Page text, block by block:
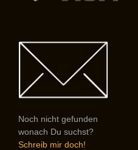
Noch nicht gefunden
wonach Du suchst?
Schreib mir doch!